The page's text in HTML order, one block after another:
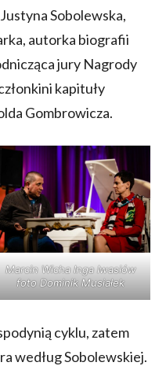
Sobolewska,
autorka biografii
jury Nagrody
kapituły
Gombrowicza.
Marcin Wicha Inga Iwasiów
foto Dominik Musiałek
cyklu, zatem
według Sobolewskiej.